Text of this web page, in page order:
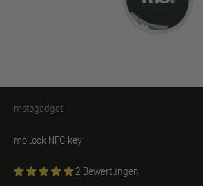
motogadget
motogadget
mo.lock NFC key
2 Bewertungen